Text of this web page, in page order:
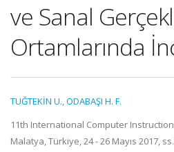
ve Sanal
Ortamlarında
TUĞTEKİN U.,ODABAŞI H. F.
11th International Computer
Malatya, Türkiye, 24 - 26 Mayıs 2017,